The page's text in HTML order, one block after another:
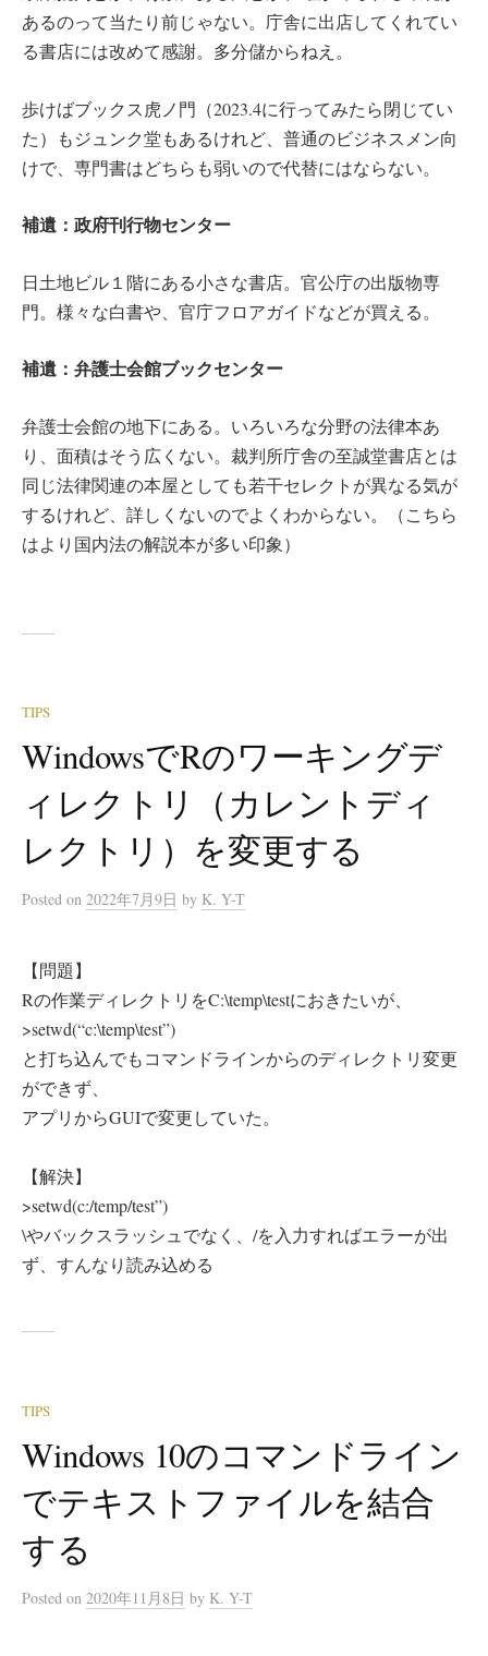
あるのって当たり前じゃない。庁舎に出店してくれてい
る書店には改めて感謝。多分儲からねえ。
歩けばブックス虎ノ門（2023.4に行ってみたら閉じてい
た）もジュンク堂もあるけれど、普通のビジネスメン向
けで、専門書はどちらも弱いので代替にはならない。
補遺：政府刊行物センター
日土地ビル１階にある小さな書店。官公庁の出版物専
門。様々な白書や、官庁フロアガイドなどが買える。
補遺：弁護士会館ブックセンター
弁護士会館の地下にある。いろいろな分野の法律本あ
り、面積はそう広くない。裁判所庁舎の至誠堂書店とは
同じ法律関連の本屋としても若干セレクトが異なる気が
するけれど、詳しくないのでよくわからない。（こちら
はより国内法の解説本が多い印象）
TIPS
WindowsでRのワーキングデ
ィレクトリ（カレントディ
レクトリ）を変更する
Posted on 2022年7月9日 by K. Y-T
【問題】
Rの作業ディレクトリをC:\temp\testにおきたいが、
>setwd(“c:\temp\test”)
と打ち込んでもコマンドラインからのディレクトリ変更
ができず、
アプリからGUIで変更していた。
【解決】
>setwd(c:/temp/test”)
\やバックスラッシュでなく、/を入力すればエラーが出
ず、すんなり読み込める
TIPS
Windows 10のコマンドライン
でテキストファイルを結合
する
Posted on 2020年11月8日 by K. Y-T